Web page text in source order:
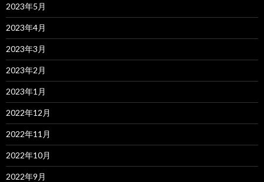
2023年5月
2023年4月
2023年3月
2023年2月
2023年1月
2022年12月
2022年11月
2022年10月
2022年9月